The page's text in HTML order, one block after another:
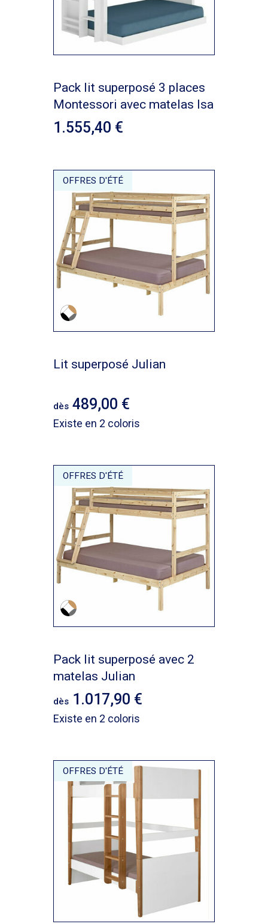
Pack lit superposé 3 places
Montessori avec matelas Isa
1.555,40
OFFRES D'ÉTÉ
Lit superposé Julian
dès 489,00
Existe en 2 coloris
OFFRES D'ÉTÉ
Pack lit superposé avec 2
matelas Julian
dès 1.017,90
Existe en 2 coloris
OFFRES D'ÉTÉ